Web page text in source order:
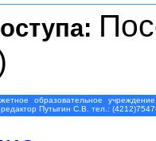
образовательное
Путыгин С.В. тел.: